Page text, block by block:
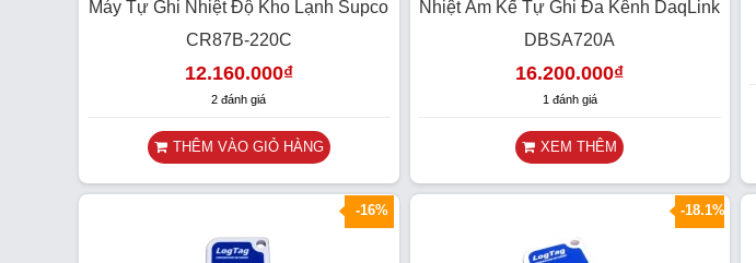
Máy Tự Ghi Nhiệt Độ Kho Lạnh Supco
CR87B-220C
12.160.000₫
2 đánh giá
THÊM VÀO GIỎ HÀNG
Nhiệt Ẩm Kế Tự Ghi Đa Kênh DaqLink
DBSA720A
16.200.000₫
1 đánh giá
XEM THÊM
SALE
-16% SALE
-18.1%